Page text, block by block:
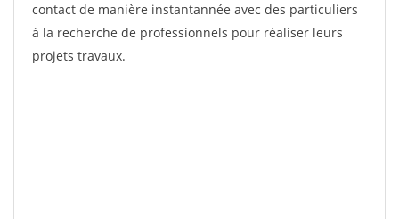
contact de manière instantannée avec des particuliers
à la recherche de professionnels pour réaliser leurs
projets travaux.